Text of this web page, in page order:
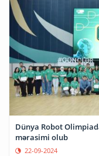
Dünya Robot
mərasimi olub
22-09-2024